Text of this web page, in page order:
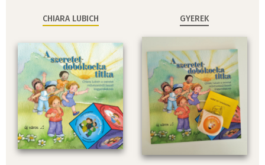
CHIARA LUBICH GYEREK